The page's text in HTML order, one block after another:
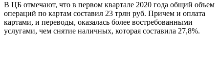
В ЦБ отмечают, что в первом квартале 2020 года общий объем
операций по картам составил 23 трлн руб. Причем и оплата
картами, и переводы, оказалась более востребованными
услугами, чем снятие наличных, которая составила 27,8%.